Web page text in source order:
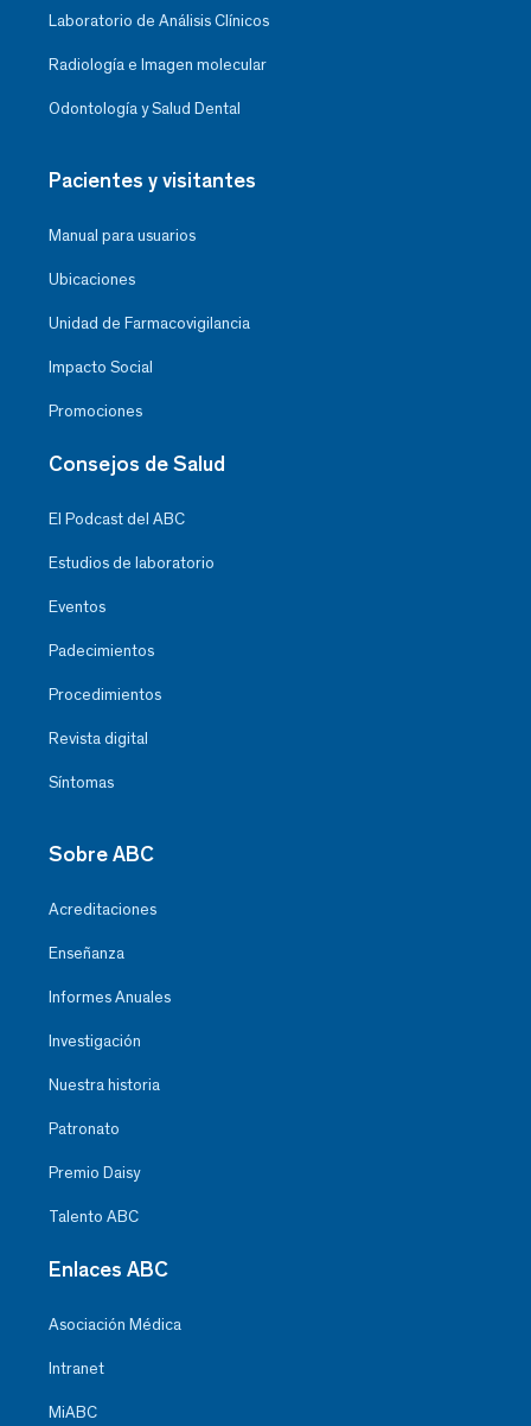
Laboratorio de Análisis Clínicos
Radiología e Imagen molecular
Odontología y Salud Dental
Pacientes y visitantes
Manual para usuarios
Ubicaciones
Unidad de Farmacovigilancia
Impacto Social
Promociones
Consejos de Salud
El Podcast del ABC
Estudios de laboratorio
Eventos
Padecimientos
Procedimientos
Revista digital
Síntomas
Sobre ABC
Acreditaciones
Enseñanza
Informes Anuales
Investigación
Nuestra historia
Patronato
Premio Daisy
Talento ABC
Enlaces ABC
Asociación Médica
Intranet
MiABC